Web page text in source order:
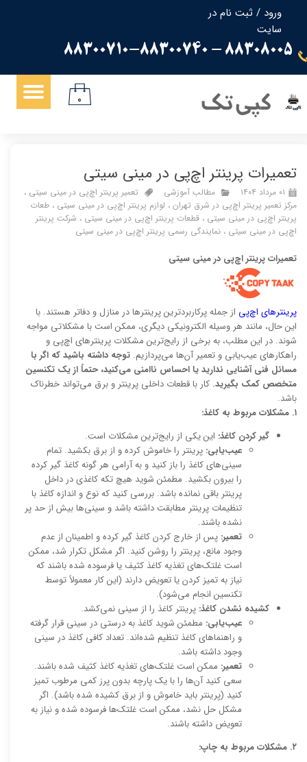
ورود / ثبت نام در
سایت
حساب کاربری من
تغییر گذر واژه
سفارشات
88308005 - 88300710-88300740
کپی تک ۰
تعمیرات پرینتر اچ‌پی در مینی سیتی
۰۱ مرداد ۱۴۰۴ مطالب آموزشی تعمیر پرینتر اچ‌پی در مینی سیتی ،
مرکز تعمیر پرینتر اچ‌پی در شرق تهران ، لوازم پرینتر اچ‌پی در مینی سیتی ، طعات
پرینتر اچ‌پی در مینی سیتی ، قطعات پرینتر اچ‌پی در مینی سیتی ، شرکت پرینتر
اچ‌پی در مینی سیتی ، نمایندگی رسمی پرینتر اچ‌پی در مینی سیتی
تعمیرات پرینتر اچ‌پی در مینی سیتی
پرینترهای اچ‌پی از جمله پرکاربردترین پرینترها در منازل و دفاتر هستند. با
این حال، مانند هر وسیله الکترونیکی دیگری، ممکن است با مشکلاتی مواجه
شوند. در این مطلب، به برخی از رایج‌ترین مشکلات پرینترهای اچ‌پی و
راهکارهای عیب‌یابی و تعمیر آن‌ها می‌پردازیم. توجه داشته باشید که اگر با
مسائل فنی آشنایی ندارید یا احساس ناامنی می‌کنید، حتماً از یک تکنسین
متخصص کمک بگیرید. کار با قطعات داخلی پرینتر و برق می‌تواند خطرناک
باشد.
۱. مشکلات مربوط به کاغذ:
گیر کردن کاغذ: این یکی از رایج‌ترین مشکلات است.
عیب‌یابی: پرینتر را خاموش کرده و از برق بکشید. تمام
سینی‌های کاغذ را باز کنید و به آرامی هر گونه کاغذ گیر کرده
را بیرون بکشید. مطمئن شوید هیچ تکه کاغذی در داخل
پرینتر باقی نمانده باشد. بررسی کنید که نوع و اندازه کاغذ با
تنظیمات پرینتر مطابقت داشته باشد و سینی‌ها بیش از حد پر
نشده باشند.
تعمیر: پس از خارج کردن کاغذ گیر کرده و اطمینان از عدم
وجود مانع، پرینتر را روشن کنید. اگر مشکل تکرار شد، ممکن
است غلتک‌های تغذیه کاغذ کثیف یا فرسوده شده باشند که
نیاز به تمیز کردن یا تعویض دارند (این کار معمولاً توسط
تکنسین انجام می‌شود).
کشیده نشدن کاغذ: پرینتر کاغذ را از سینی نمی‌کشد.
عیب‌یابی: مطمئن شوید کاغذ به درستی در سینی قرار گرفته
و راهنماهای کاغذ تنظیم شده‌اند. تعداد کافی کاغذ در سینی
وجود داشته باشد.
تعمیر: ممکن است غلتک‌های تغذیه کاغذ کثیف شده باشند.
سعی کنید آن‌ها را با یک پارچه بدون پرز کمی مرطوب تمیز
کنید (پرینتر باید خاموش و از برق کشیده شده باشد). اگر
مشکل حل نشد، ممکن است غلتک‌ها فرسوده شده و نیاز به
تعویض داشته باشند.
۲. مشکلات مربوط به چاپ: